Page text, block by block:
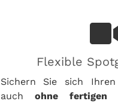
Flexible
Sichern Sie sich
auch ohne fertigen